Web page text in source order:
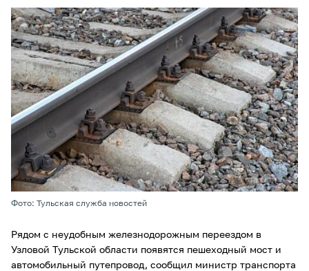
Фото: Тульская служба новостей
Рядом с неудобным железнодорожным переездом в
Узловой Тульской области появятся пешеходный мост и
автомобильный путепровод, сообщил министр транспорта